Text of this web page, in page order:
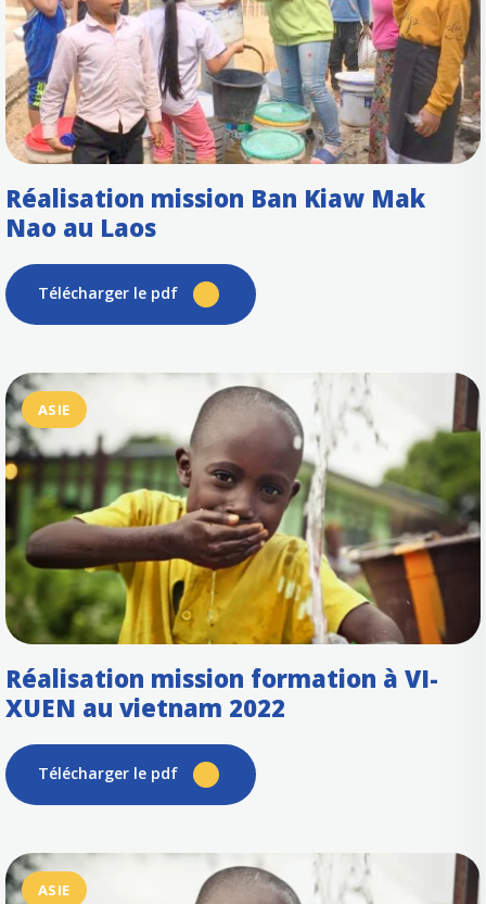
Réalisation mission Ban Kiaw Mak
Nao au Laos
Télécharger le pdf
Réalisation mission formation à VI-
XUEN au vietnam 2022
ASIE
Télécharger le pdf
ASIE